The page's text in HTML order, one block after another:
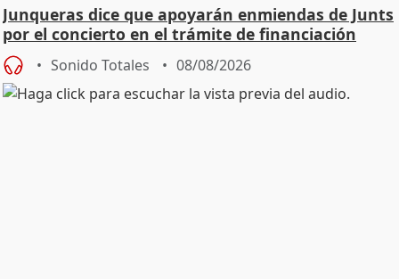
Junqueras dice que apoyarán enmiendas de Junts
por el concierto en el trámite de financiación
Sonido Totales 08/08/2026